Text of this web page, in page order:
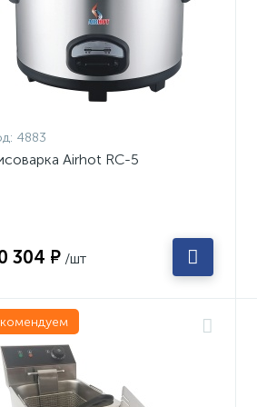
4883
Airhot RC-5
304 ₽ /шт